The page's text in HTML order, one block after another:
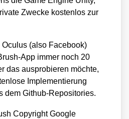
Zwe­cke kos­ten­los zur
Ocu­lus (also Face­book)
App immer noch 20
das aus­pro­bie­ren möch­te,
Imple­men­tie­rung
dem Git­hub-Repo­si­to­ries.
Copy­right Goog­le